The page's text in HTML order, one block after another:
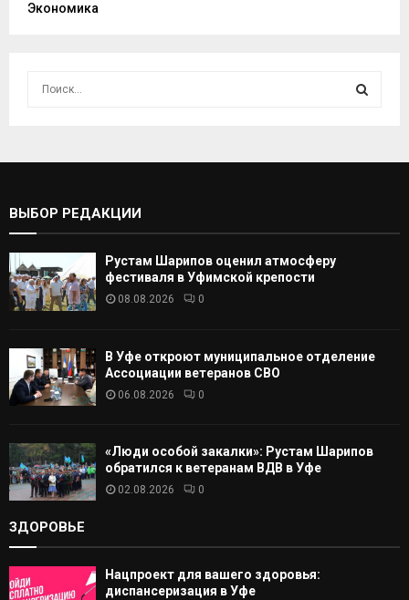
Экономика
С
А
ВЫБОР РЕДАКЦИИ
Рустам Шарипов оценил атмосферу
фестиваля в Уфимской крепости
08.08.2026 0
В Уфе откроют муниципальное отделение
Ассоциации ветеранов СВО
06.08.2026 0
«Люди особой закалки»: Рустам Шарипов
обратился к ветеранам ВДВ в Уфе
02.08.2026 0
ЗДОРОВЬЕ
Нацпроект для вашего здоровья:
диспансеризация в Уфе